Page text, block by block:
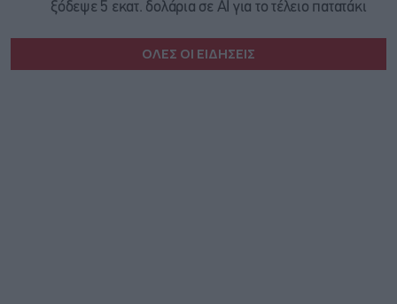
ξόδεψε 5 εκατ. δολάρια σε AI για το τέλειο πατατάκι
ΟΛΕΣ ΟΙ ΕΙΔΗΣΕΙΣ